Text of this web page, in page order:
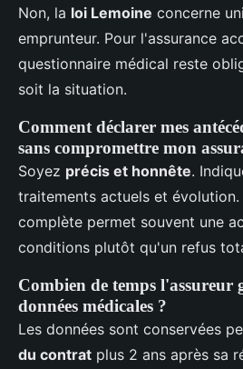
Non, la loi Lemoine concerne
emprunteur. Pour l'assurance
questionnaire médical reste
soit la situation.
Comment déclarer mes
sans compromettre mon
Soyez précis et honnête.
traitements actuels et
complète permet souvent une
conditions plutôt qu'un refus
Combien de temps l'assureur
données médicales ?
Les données sont conservées
du contrat plus 2 ans après sa